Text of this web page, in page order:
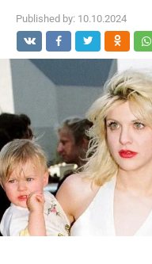
Published by: 10.10.2024